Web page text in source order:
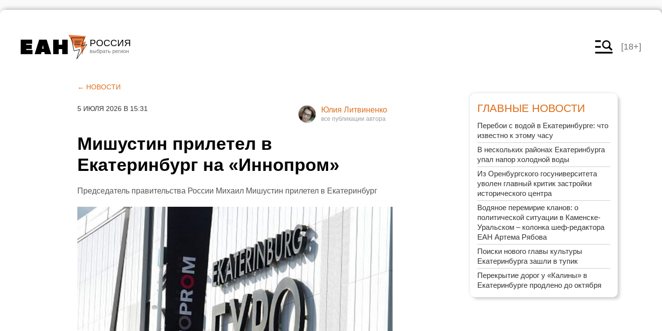
РОССИЯ
Челябинск
[18+]
← НОВОСТИ
5 ИЮЛЯ 2026 В 15:31 Юлия Литвиненко
Мишустин прилетел в
Екатеринбург на «Иннопром»
Председатель правительства России Михаил Мишустин прилетел в Екатеринбург
ГЛАВНЫЕ НОВОСТИ
Перебои с водой в Екатеринбурге: что
известно к этому часу
В нескольких районах Екатеринбурга
упал напор холодной воды
Из Оренбургского госуниверситета
уволен главный критик застройки
исторического центра
Водяное перемирие кланов: о
политической ситуации в Каменске-
Уральском – колонка шеф-редактора
ЕАН Артема Рябова
Поиски нового главы культуры
Екатеринбурга зашли в тупик
Перекрытие дорог у «Калины» в
Екатеринбурге продлено до октября